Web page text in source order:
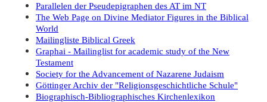
Parallelen der Pseudepigraphen des AT im NT
The Web Page on Divine Mediator Figures in the Biblical
World
Mailingliste Biblical Greek
Graphai - Mailinglist for academic study of the New
Testament
Society for the Advancement of Nazarene Judaism
Göttinger Archiv der "Religionsgeschichtliche Schule"
Biographisch-Bibliographisches Kirchenlexikon